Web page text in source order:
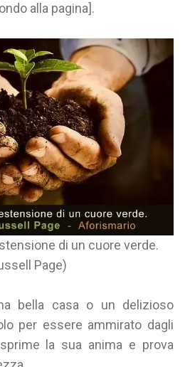
alla pagina].
di un cuore verde.
Page)
bella casa o un delizioso
per essere ammirato dagli
la sua anima e prova